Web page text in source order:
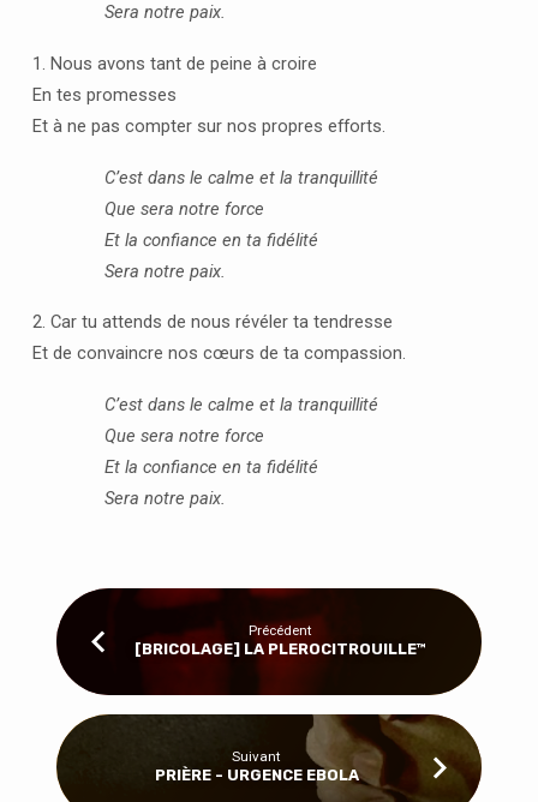
Sera notre paix.
1. Nous avons tant de peine à croire
En tes promesses
Et à ne pas compter sur nos propres efforts.
C’est dans le calme et la tranquillité
Que sera notre force
Et la confiance en ta fidélité
Sera notre paix.
2. Car tu attends de nous révéler ta tendresse
Et de convaincre nos cœurs de ta compassion.
C’est dans le calme et la tranquillité
Que sera notre force
Et la confiance en ta fidélité
Sera notre paix.
Précédent
[BRICOLAGE] LA PLEROCITROUILLE™
Suivant
PRIÈRE - URGENCE EBOLA